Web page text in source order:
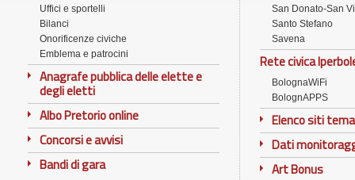
Uffici e sportelli
Bilanci
Onorificenze civiche
Emblema e patrocini
Anagrafe pubblica delle elette e
degli eletti
Albo Pretorio online
Concorsi e avvisi
Bandi di gara
San Donato-San
Santo Stefano
Savena
Rete civica
BolognaWiFi
BolognAPPS
Elenco siti
Dati
Art Bonus